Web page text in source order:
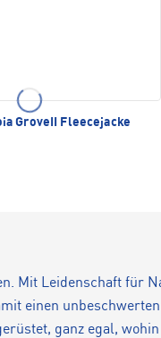
GroveII Fleecejacke
Mit Leidenschaft für
einen
ganz egal,